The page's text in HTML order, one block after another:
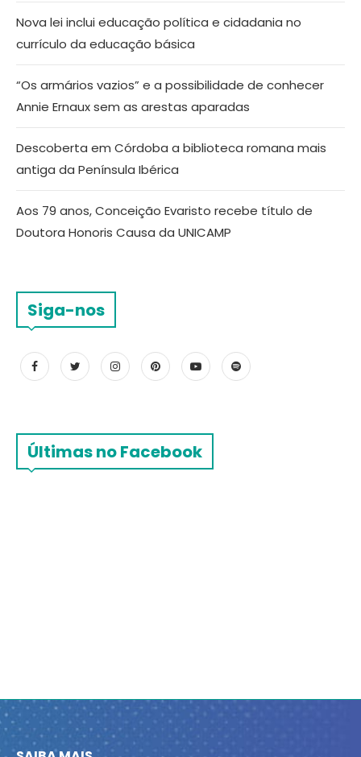
Nova lei inclui educação política e cidadania no
currículo da educação básica
“Os armários vazios” e a possibilidade de conhecer
Annie Ernaux sem as arestas aparadas
Descoberta em Córdoba a biblioteca romana mais
antiga da Península Ibérica
Aos 79 anos, Conceição Evaristo recebe título de
Doutora Honoris Causa da UNICAMP
Siga-nos
Últimas no Facebook